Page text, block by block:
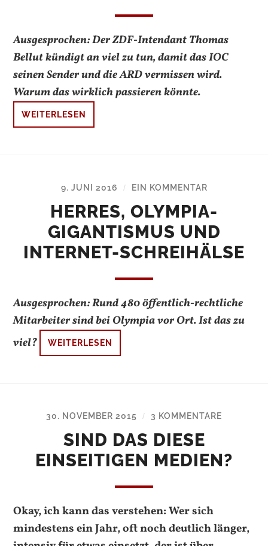
Ausgesprochen: Der ZDF-Intendant Thomas
Bellut kündigt an viel zu tun, damit das IOC
seinen Sender und die ARD vermissen wird.
Warum das wirklich passieren könnte.
WEITERLESEN
9. JUNI 2016 / EIN KOMMENTAR
HERRES, OLYMPIA-
GIGANTISMUS UND
INTERNET-SCHREIHÄLSE
Ausgesprochen: Rund 480 öffentlich-rechtliche
Mitarbeiter sind bei Olympia vor Ort. Ist das zu
viel?
WEITERLESEN
30. NOVEMBER 2015 / 3 KOMMENTARE
SIND DAS DIESE
EINSEITIGEN MEDIEN?
Okay, ich kann das verstehen: Wer sich
mindestens ein Jahr, oft noch deutlich länger,